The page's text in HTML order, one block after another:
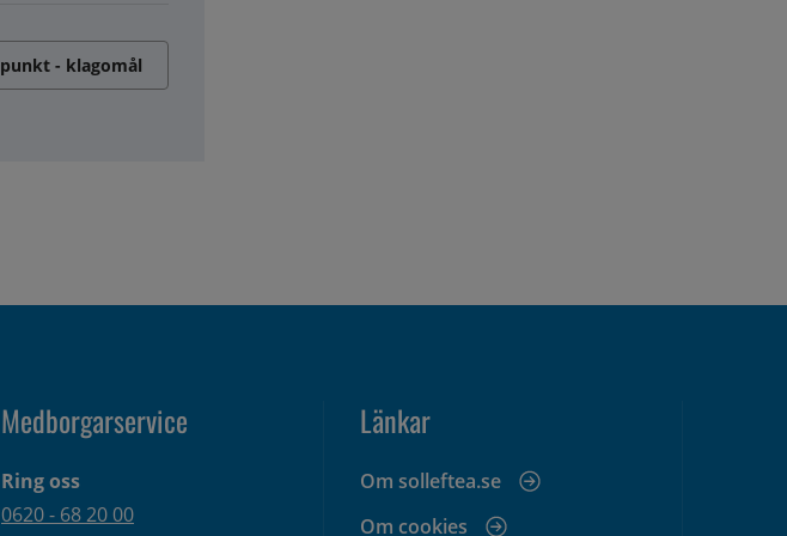
- klagomål
Medborgarservice
Ring oss
0620 - 68 20 00
Länkar
Om solleftea.se
Om cookies